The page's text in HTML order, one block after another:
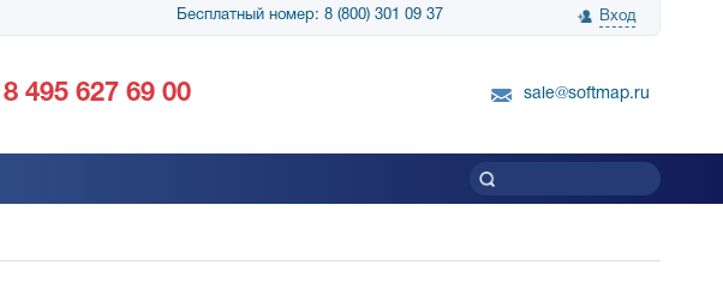
Бесплатный номер: 8 (800) 301 09 37 Вход
благодарность за поставку SnapGene...
благодарность SoftMap за помощь в
8 495 627 69 00 sale@softmap.ru